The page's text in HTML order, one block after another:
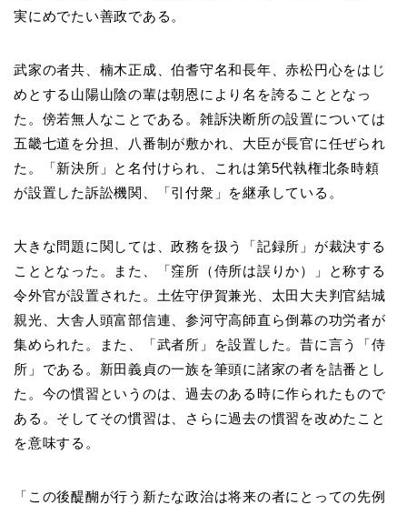
実にめでたい善政である。
武家の者共、楠木正成、伯耆守名和長年、赤松円心をはじ
めとする山陽山陰の輩は朝恩により名を誇ることとなっ
た。傍若無人なことである。雑訴決断所の設置については
五畿七道を分担、八番制が敷かれ、大臣が長官に任ぜられ
た。「新決所」と名付けられ、これは第5代執権北条時頼
が設置した訴訟機関、「引付衆」を継承している。
大きな問題に関しては、政務を扱う「記録所」が裁決する
こととなった。また、「窪所（侍所は誤りか）」と称する
令外官が設置された。土佐守伊賀兼光、太田大夫判官結城
親光、大舎人頭富部信連、参河守高師直ら倒幕の功労者が
集められた。また、「武者所」を設置した。昔に言う「侍
所」である。新田義貞の一族を筆頭に諸家の者を詰番とし
た。今の慣習というのは、過去のある時に作られたもので
ある。そしてその慣習は、さらに過去の慣習を改めたこと
を意味する。
「この後醍醐が行う新たな政治は将来の者にとっての先例